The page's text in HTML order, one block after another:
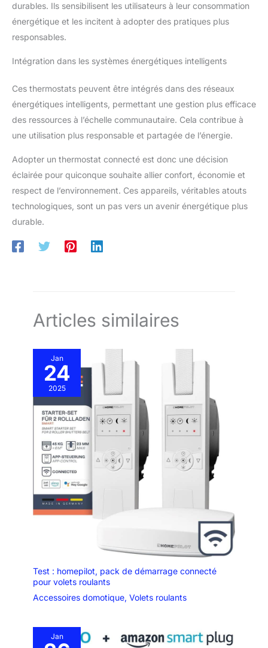
durables. Ils sensibilisent les utilisateurs à leur consommation
énergétique et les incitent à adopter des pratiques plus
responsables.
Intégration dans les systèmes énergétiques intelligents
Ces thermostats peuvent être intégrés dans des réseaux
énergétiques intelligents, permettant une gestion plus efficace
des ressources à l’échelle communautaire. Cela contribue à
une utilisation plus responsable et partagée de l’énergie.
Adopter un thermostat connecté est donc une décision
éclairée pour quiconque souhaite allier confort, économie et
respect de l’environnement. Ces appareils, véritables atouts
technologiques, sont un pas vers un avenir énergétique plus
durable.
Articles similaires
Jan
24
2025
Test : homepilot, pack de démarrage connecté
pour volets roulants
Accessoires domotique, Volets roulants
Jan